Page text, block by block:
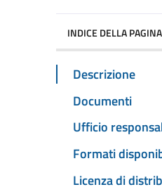
INDICE DELLA PAGINA
Descrizione
Documenti
Ufficio
Formati
Licenza di